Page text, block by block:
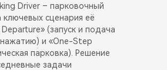
Driver – парковочный
ключевых сценария её
(запуск и подача
и «One-Step
парковка). Решение
задачи